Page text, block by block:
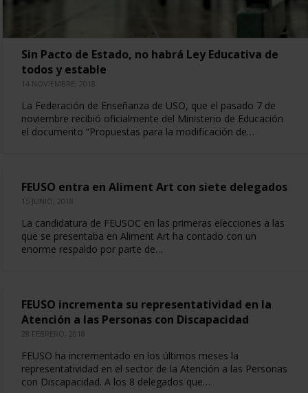
Sin Pacto de Estado, no habrá Ley Educativa de
todos y estable
14 NOVIEMBRE, 2018
La Federación de Enseñanza de USO, que el pasado 7 de
noviembre recibió oficialmente del Ministerio de Educación
el documento “Propuestas para la modificación de…
FEUSO entra en Aliment Art con siete delegados
15 JUNIO, 2018
La candidatura de FEUSOC en las primeras elecciones a las
que se presentaba en Aliment Art ha contado con un
enorme respaldo por parte de…
FEUSO incrementa su representatividad en la
Atención a las Personas con Discapacidad
28 FEBRERO, 2018
FEUSO ha incrementado en los últimos meses la
representatividad en el sector de la Atención a las Personas
con Discapacidad. A los 8 delegados que…